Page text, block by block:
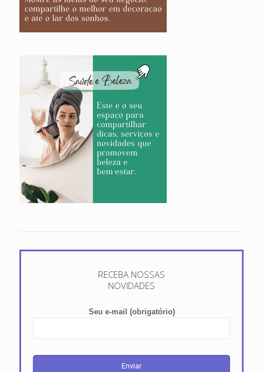
RECEBA NOSSAS
NOVIDADES
Seu e-mail (obrigatório)